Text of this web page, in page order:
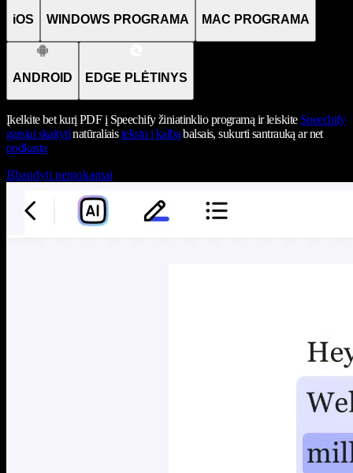
iOS WINDOWS PROGRAMA MAC PROGRAMA
ANDROID EDGE PLĖTINYS
Įkelkite bet kurį PDF į Speechify žiniatinklio programą ir leiskite Speechify
garsiai skaitytinatūraliaisteksto į kalbąbalsais, sukurti santrauką ar net
podkastą
Išbandyti nemokamai